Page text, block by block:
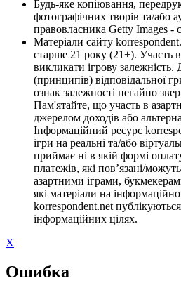
Будь-яке копіювання,
фотографічних творів та/або
правовласника Getty Images -
Матеріали сайту
старше 21 року (21+). Участь
викликати ігрову
(принципів) відповідальної
ознак залежності негайно
Пам'ятайте, що участь в
джерелом доходів або
Інформаційний ресурс
ігри на реальні та/або
приймає ні в якій формі
платежів, які пов’язані/
азартними іграми,
які матеріали на
korrespondent.net
інформаційних цілях.
X
Ошибка